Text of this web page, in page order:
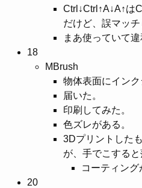
Ctrl↓Ctrl↑A↓A↑は
だけど、誤マッチ
まあ使っていて違
18
MBrush
物体表面にイン
届いた。
印刷してみた。
色ズレがある。
3Dプリントした
が、手でこすると
コーティング
20